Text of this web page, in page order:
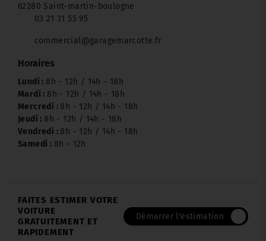
62280 Saint-martin-boulogne
03 21 31 55 95
commercial@garagemarcotte.fr
Horaires
Lundi : 8h - 12h / 14h - 18h
Mardi : 8h - 12h / 14h - 18h
Mercredi : 8h - 12h / 14h - 18h
Jeudi : 8h - 12h / 14h - 18h
Vendredi : 8h - 12h / 14h - 18h
Samedi : 8h - 12h
FAITES ESTIMER VOTRE
VOITURE
GRATUITEMENT ET
RAPIDEMENT
Démarrer l'estimation